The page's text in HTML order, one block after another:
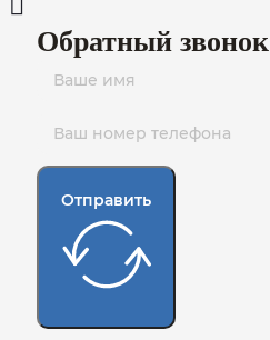
Обратный звонок
Отправить